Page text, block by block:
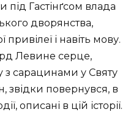
під Гастінґсом влада
дворянства,
і навіть мову.
Левине серце,
сарацинами у Святу
звідки повернувся, в
описані в цій історії.